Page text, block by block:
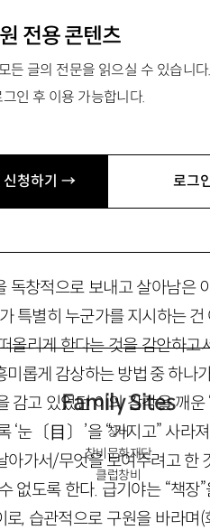
전용 콘텐츠
든 글의 전문을 읽으실 수 있습니다.
인 후 이용 가능합니다.
신청하기 → 로그
독창적으로 보내고 살아남은
특별히 누군가를 지시하는
올리게 한다는 것을 감안하고
롭게 감상하는 방법 중 하나
감고 있었던 이의 감각을 깨
눈〔目〕’을 “가지고” 사라
가서/무엇을 보여주려고 한
없도록 한다. 급기야는 “책장
, 습관적으로 구원을 바라며
Family Sites
창비
창비문화재단
클럽창비